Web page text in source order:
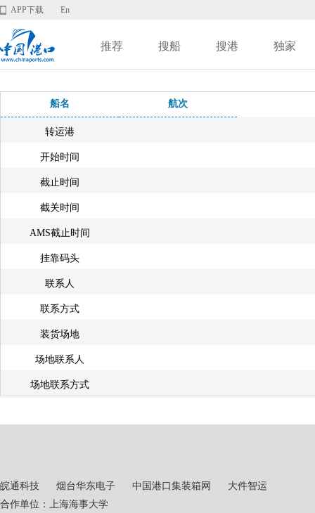
APP下载 En
推荐 搜船 搜港 独家
船名 航次
转运港
开始时间
截止时间
截关时间
AMS截止时间
挂靠码头
联系人
联系方式
装货场地
场地联系人
场地联系方式
皖通科技 烟台华东电子 中国港口集装箱网
大件智运
合作单位：上海海事大学